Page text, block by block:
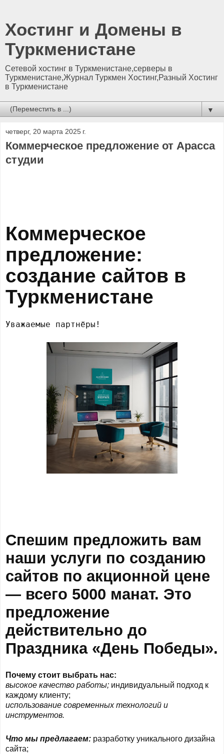
Хостинг и Домены в
Туркменистане
Сетевой хостинг в Туркменистане,серверы в
Туркменистане,Журнал Туркмен Хостинг,Разный Хостинг
в Туркменистане
▼
четверг, 20 марта 2025 г.
Коммерческое предложение от Арасса
студии
Коммерческое
предложение:
создание сайтов в
Туркменистане
Уважаемые партнёры!
Спешим предложить вам
наши услуги по созданию
сайтов по акционной цене
— всего 5000 манат. Это
предложение
действительно до
Праздника «День Победы».
Почему стоит выбрать нас:
высокое качество работы; индивидуальный подход к
каждому клиенту;
использование современных технологий и
инструментов.
Что мы предлагаем: разработку уникального дизайна
сайта;